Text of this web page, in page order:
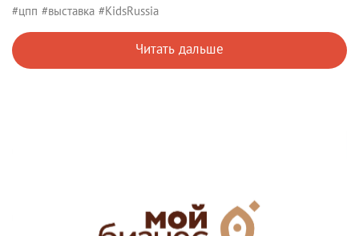
#цпп #выставка #KidsRussia
Читать дальше